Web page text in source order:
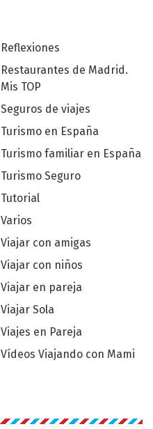
Reflexiones
Restaurantes de Madrid.
Mis TOP
Seguros de viajes
Turismo en España
Turismo familiar en España
Turismo Seguro
Tutorial
Varios
Viajar con amigas
Viajar con niños
Viajar en pareja
Viajar Sola
Viajes en Pareja
Vídeos Viajando con Mami